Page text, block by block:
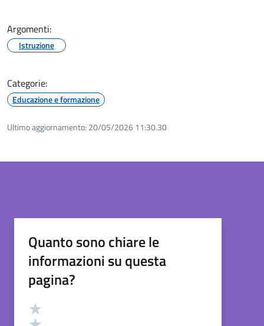
Argomenti:
Istruzione
Categorie:
Educazione e formazione
Ultimo aggiornamento: 20/05/2026 11:30.30
Quanto sono chiare le
informazioni su questa
pagina?
Valutazione